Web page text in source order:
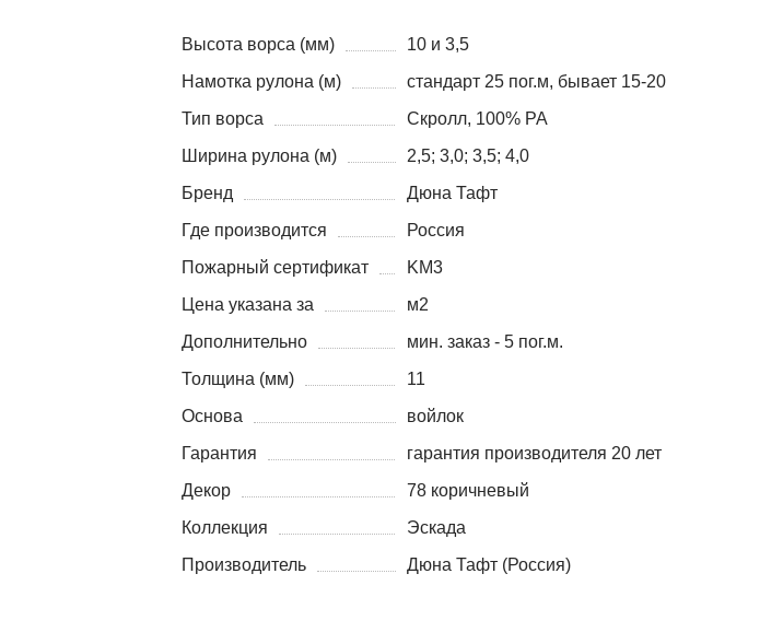
Высота ворса (мм)
10 и 3,5
Намотка рулона (м)
стандарт 25 пог.м, бывает 15-20
Тип ворса
Скролл, 100% PA
Ширина рулона (м)
2,5; 3,0; 3,5; 4,0
Бренд
Дюна Тафт
Где производится
Россия
Пожарный сертификат
KM3
Цена указана за
м2
Дополнительно
мин. заказ - 5 пог.м.
Толщина (мм)
11
Основа
войлок
Гарантия
гарантия производителя 20 лет
Декор
78 коричневый
Коллекция
Эскада
Производитель
Дюна Тафт (Россия)